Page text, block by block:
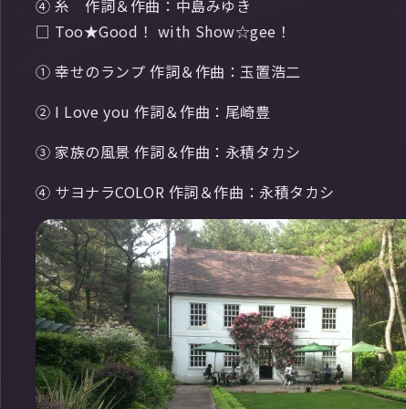
④ 糸 作詞＆作曲：中島みゆき
□ Too★Good！ with Show☆gee！
① 幸せのランプ 作詞＆作曲：玉置浩二
② I Love you 作詞＆作曲：尾崎豊
③ 家族の風景 作詞＆作曲：永積タカシ
④ サヨナラCOLOR 作詞＆作曲：永積タカシ